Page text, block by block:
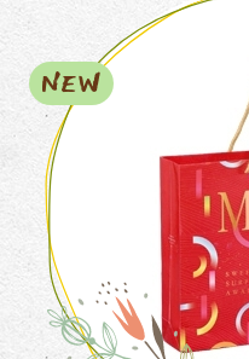
NEW